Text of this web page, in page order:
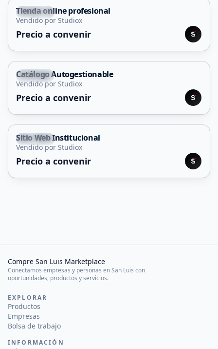
Capital
Servicio
Tienda online profesional
Vendido por Studiox
Precio a convenir
Capital
Servicio
Catálogo Autogestionable
Vendido por Studiox
Precio a convenir
Capital
Servicio
Sitio Web Institucional
Vendido por Studiox
Precio a convenir
Compre San Luis Marketplace
Conectamos empresas y personas en San Luis con
oportunidades, productos y servicios.
EXPLORAR
Productos
Empresas
Bolsa de trabajo
INFORMACIÓN